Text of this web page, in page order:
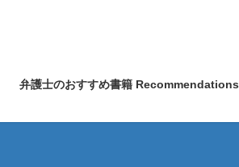
弁護士のおすすめ書籍 Recommendations